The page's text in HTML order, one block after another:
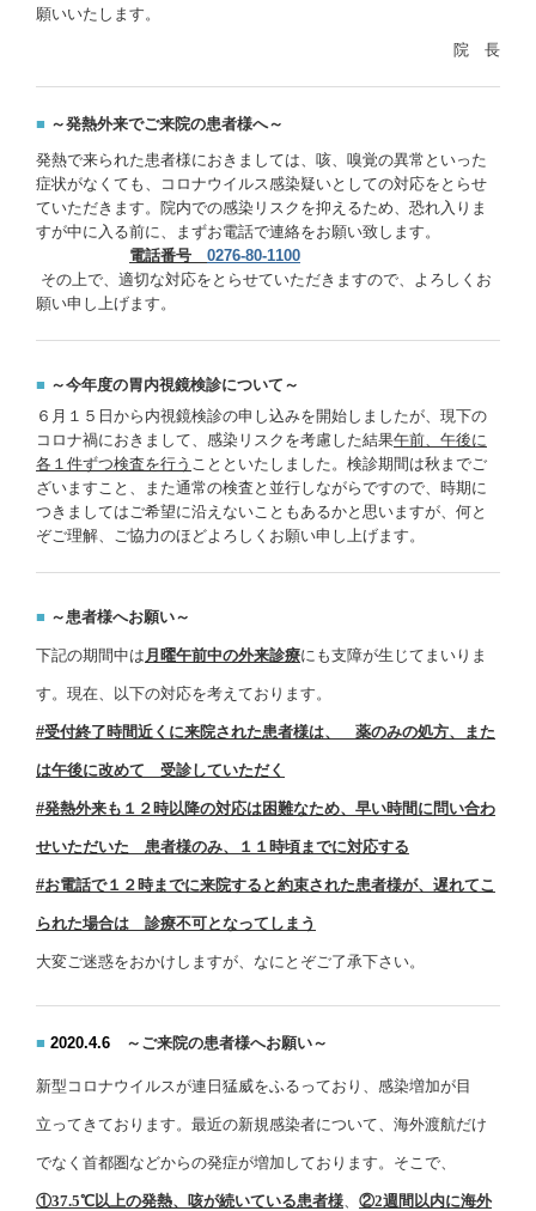
願いいたします。
院 長
■ ～発熱外来でご来院の患者様へ～
発熱で来られた患者様におきましては、咳、嗅覚の異常といった
症状がなくても、コロナウイルス感染疑いとしての対応をとらせ
ていただきます。院内での感染リスクを抑えるため、恐れ入りま
すが中に入る前に、まずお電話で連絡をお願い致します。
電話番号 0276-80-1100
その上で、適切な対応をとらせていただきますので、よろしくお
願い申し上げます。
■ ～今年度の胃内視鏡検診について～
６月１５日から内視鏡検診の申し込みを開始しましたが、現下の
コロナ禍におきまして、感染リスクを考慮した結果午前、午後に
各１件ずつ検査を行う ことといたしました。検診期間は秋までご
ざいますこと、また通常の検査と並行しながらですので、時期に
つきましてはご希望に沿えないこともあるかと思いますが、何と
ぞご理解、ご協力のほどよろしくお願い申し上げます。
■ ～ 患者様へお願い～
下記の期間中は 月曜午前中の外来診療にも支障が生じてまいりま
す。現在、以下の対応を考えております。
#受付終了時間近くに来院された患者様は、 薬のみの処方、また
は午後に改めて 受診していただく
#発熱外来も１２時以降の対応は困難なため、早い時間に問い合わ
せいただいた 患者様のみ、１１時頃までに対応する
#お電話で１２時までに来院すると約束された患者様が、遅れてこ
られた場合は 診療不可となってしまう
大変ご迷惑をおかけしますが、なにとぞご了承下さい。
■ 2020.4.6 ～ご来院の患者様へお願い～
新型コロナウイルスが連日猛威をふるっており、感染増加が目
立ってきております。最近の新規感染者について、海外渡航だけ
でなく首都圏などからの発症が増加しております。 そこで、
①37.5℃以上の発熱、咳が続いている患者様 ②2週間以内に海外